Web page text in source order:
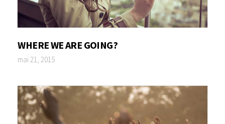
WHERE WE ARE GOING?
mai 21, 2015